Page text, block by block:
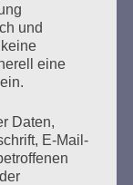
und
eine
Daten,
E-Mail-